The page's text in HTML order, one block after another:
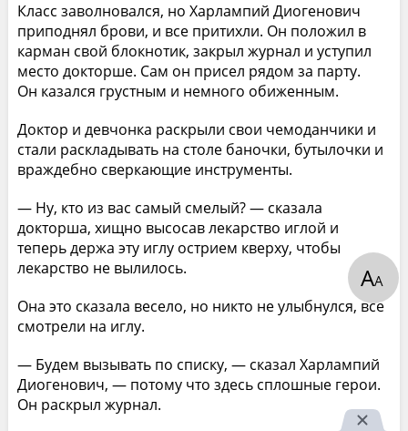
Класс заволновался, но Харлампий Диогенович
приподнял брови, и все притихли. Он положил в
карман свой блокнотик, закрыл журнал и уступил
место докторше. Сам он присел рядом за парту.
Он казался грустным и немного обиженным.
Доктор и девчонка раскрыли свои чемоданчики и
стали раскладывать на столе баночки, бутылочки и
враждебно сверкающие инструменты.
— Ну, кто из вас самый смелый? — сказала
докторша, хищно высосав лекарство иглой и
теперь держа эту иглу острием кверху, чтобы
лекарство не вылилось.
Она это сказала весело, но никто не улыбнулся, все
смотрели на иглу.
— Будем вызывать по списку, — сказал Харлампий
Диогенович, — потому что здесь сплошные герои.
Он раскрыл журнал.
АА